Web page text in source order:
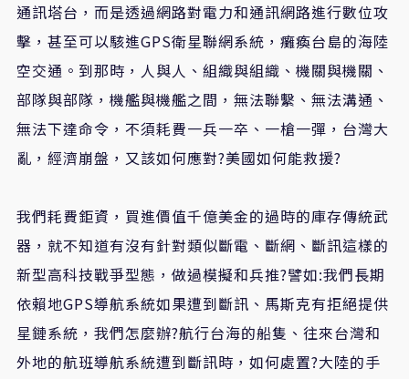
通訊塔台，而是透過網路對電力和通訊網路進行數位攻
擊，甚至可以駭進GPS衛星聯網系統，癱瘓台島的海陸
空交通。到那時，人與人、組織與組織、機關與機關、
部隊與部隊，機艦與機艦之間，無法聯繫、無法溝通、
無法下達命令，不須耗費一兵一卒、一槍一彈，台灣大
亂，經濟崩盤，又該如何應對?美國如何能救援?
我們耗費鉅資，買進價值千億美金的過時的庫存傳統武
器，就不知道有沒有針對類似斷電、斷網、斷訊這樣的
新型高科技戰爭型態，做過模擬和兵推?譬如:我們長期
依賴地GPS導航系統如果遭到斷訊、馬斯克有拒絕提供
星鏈系統，我們怎麼辦?航行台海的船隻、往來台灣和
外地的航班導航系統遭到斷訊時，如何處置?大陸的手